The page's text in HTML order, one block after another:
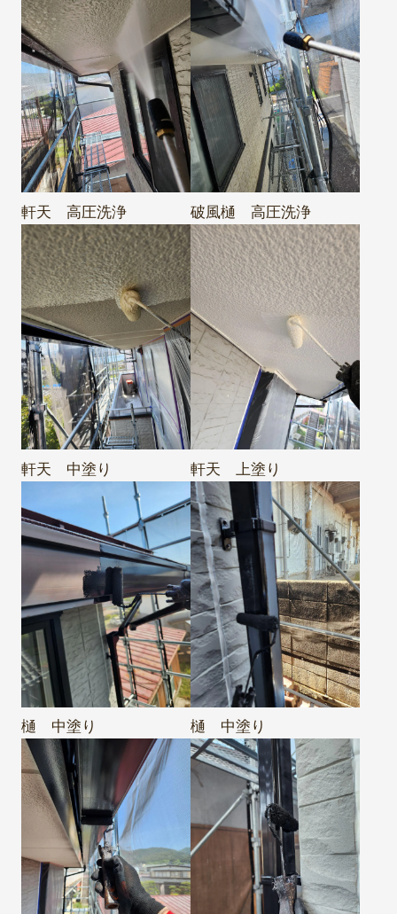
軒天 高圧洗浄 破風樋 高圧洗浄
軒天 中塗り 軒天 上塗り
樋 中塗り 樋 中塗り